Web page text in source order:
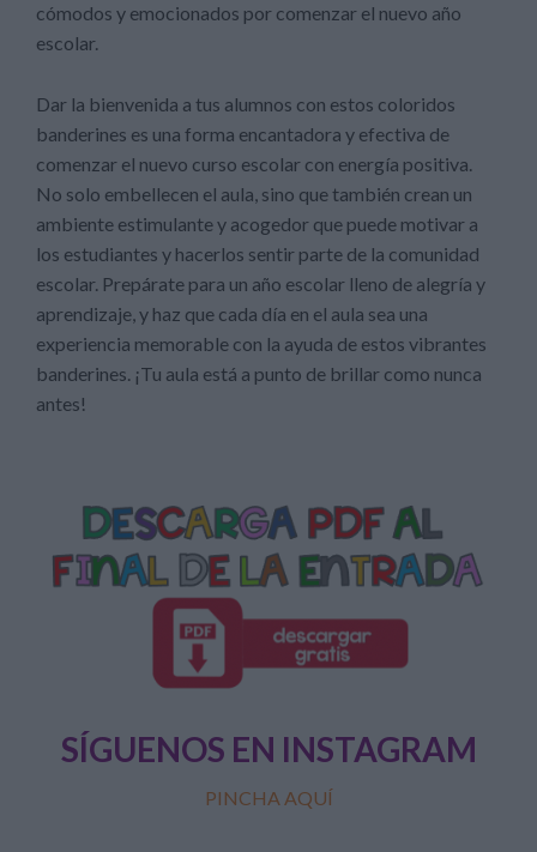
cómodos y emocionados por comenzar el nuevo año
escolar.
Dar la bienvenida a tus alumnos con estos coloridos
banderines es una forma encantadora y efectiva de
comenzar el nuevo curso escolar con energía positiva.
No solo embellecen el aula, sino que también crean un
ambiente estimulante y acogedor que puede motivar a
los estudiantes y hacerlos sentir parte de la comunidad
escolar. Prepárate para un año escolar lleno de alegría y
aprendizaje, y haz que cada día en el aula sea una
experiencia memorable con la ayuda de estos vibrantes
banderines. ¡Tu aula está a punto de brillar como nunca
antes!
SÍGUENOS EN INSTAGRAM
PINCHA AQUÍ